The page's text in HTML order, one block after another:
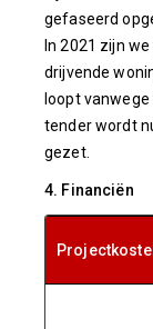
gefaseerd
In 2021 zijn
drijvende
loopt
tender wordt
gezet.
4. Financiën